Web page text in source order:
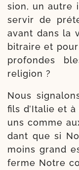
sion, un autre
ser­vir de
avant dans la
bi­traire et
pro­fondes
religion ?
Nous
fils d’Italie et
uns comme
dant que si
moins grand
ferme Notre